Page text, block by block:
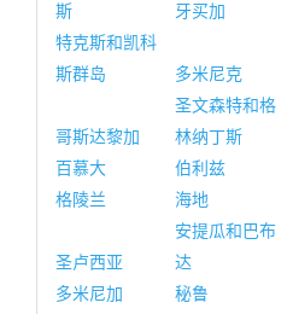
斯
牙买加
特克斯和凯科
斯群岛
多米尼克
哥斯达黎加
圣文森特和格
林纳丁斯
百慕大
伯利兹
格陵兰
海地
圣卢西亚
安提瓜和巴布
达
多米尼加
秘鲁